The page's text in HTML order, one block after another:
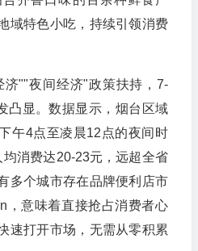
域特色小吃，持续引领消费
济""夜间经济"政策扶持，7-
凸显。数据显示，烟台区域
午4点至凌晨12点的夜间时
消费达20-23元，远超全省
多个城市存在品牌便利店市
，意味着直接抢占消费者心
速打开市场，无需从零积累